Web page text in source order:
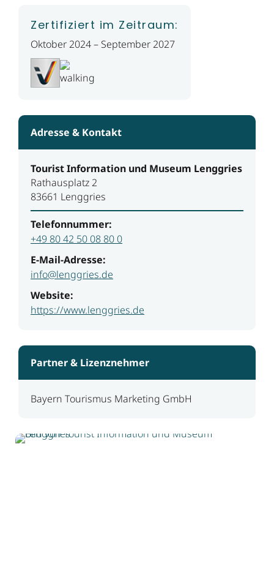
Zertifiziert im Zeitraum:
Oktober 2024 – September 2027
Adresse & Kontakt
Tourist Information und Museum Lenggries
Rathausplatz 2
83661 Lenggries
Telefonnummer:
+49 80 42 50 08 80 0
E-Mail-Adresse:
info@lenggries.de
Website:
https://www.lenggries.de
Partner & Lizenznehmer
Bayern Tourismus Marketing GmbH